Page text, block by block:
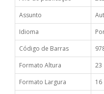
Assunto
Idioma
Código de Barras
Formato Altura
23
Formato Largura
16